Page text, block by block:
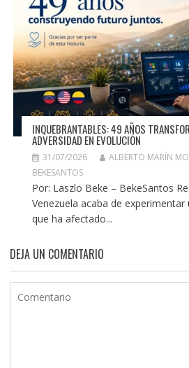
INQUEBRANTABLES: 49 AÑOS
ADVERSIDAD EN EVOLUCIÓN
31/07/2026
ALBERTO MARÍN
BEKESANTOS
Por: Laszlo Beke – BekeSantos
Venezuela acaba de
que ha afectado...
DEJA UN COMENTARIO